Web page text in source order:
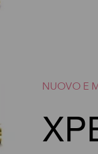
NUOVO E